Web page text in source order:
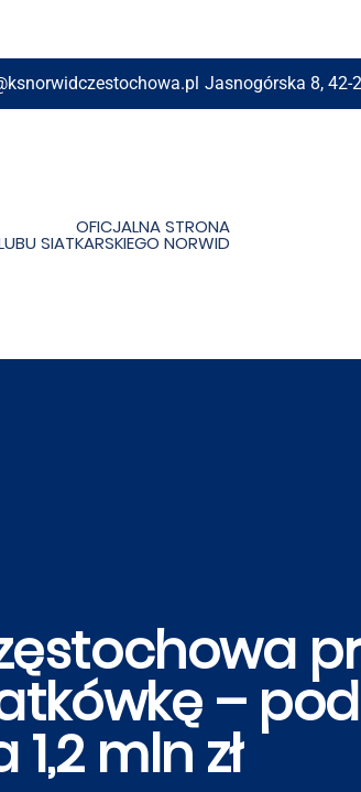
Jasnogórska 8, 42-
OFICJALNA STRONA
SIATKARSKIEGO NORWID
–
1,2 mln zł